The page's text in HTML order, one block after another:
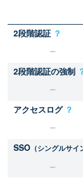
2段階認証 ？
2段階認証の強制
アクセスログ ？
SSO （シングルサイ